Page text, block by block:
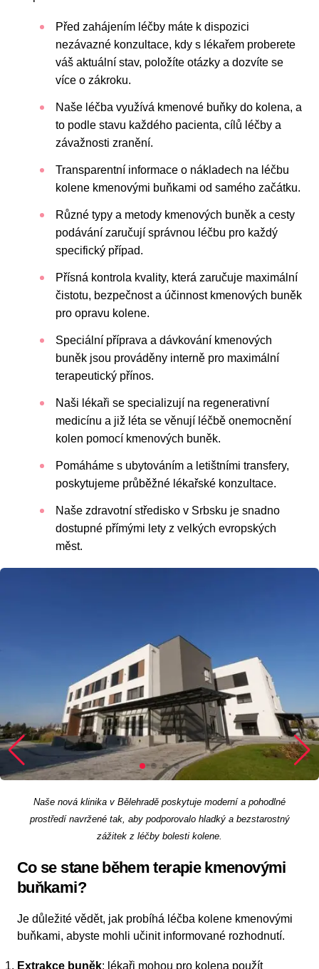
Před zahájením léčby máte k dispozici
nezávazné konzultace, kdy s lékařem proberete
váš aktuální stav, položíte otázky a dozvíte se
více o zákroku.
Naše léčba využívá kmenové buňky do kolena, a
to podle stavu každého pacienta, cílů léčby a
závažnosti zranění.
Transparentní informace o nákladech na léčbu
kolene kmenovými buňkami od samého začátku.
Různé typy a metody kmenových buněk a cesty
podávání zaručují správnou léčbu pro každý
specifický případ.
Přísná kontrola kvality, která zaručuje maximální
čistotu, bezpečnost a účinnost kmenových buněk
pro opravu kolene.
Speciální příprava a dávkování kmenových
buněk jsou prováděny interně pro maximální
terapeutický přínos.
Naši lékaři se specializují na regenerativní
medicínu a již léta se věnují léčbě onemocnění
kolen pomocí kmenových buněk.
Pomáháme s ubytováním a letištními transfery,
poskytujeme průběžné lékařské konzultace.
Naše zdravotní středisko v Srbsku je snadno
dostupné přímými lety z velkých evropských
měst.
Naše nová klinika v Bělehradě poskytuje moderní a pohodlné
prostředí navržené tak, aby podporovalo hladký a bezstarostný
zážitek z léčby bolesti kolene.
Co se stane během terapie kmenovými
buňkami?
Je důležité vědět, jak probíhá léčba kolene kmenovými
buňkami, abyste mohli učinit informované rozhodnutí.
Extrakce buněk: lékaři mohou pro kolena použít